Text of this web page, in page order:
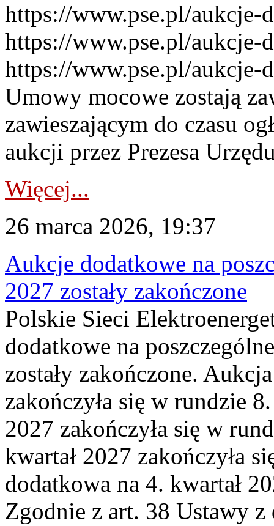
https://www.pse.pl/aukcje-
https://www.pse.pl/aukcje-
https://www.pse.pl/aukcje-
Umowy mocowe zostają
zawieszającym do czasu
aukcji przez Prezesa
Więcej...
26 marca 2026, 19:37
Aukcje dodatkowe na
2027 zostały zakończone
Polskie Sieci
dodatkowe na
zostały zakończone.
zakończyła się w rundzie
2027 zakończyła się w
kwartał 2027 zakończyła
dodatkowa na 4. kwartał
Zgodnie z art. 38 Ustawy